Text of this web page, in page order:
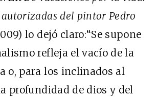
del pintor Pedro
lo dejó claro:“Se supone
refleja el vacío de la
o, para los inclinados al
profundidad de dios y del